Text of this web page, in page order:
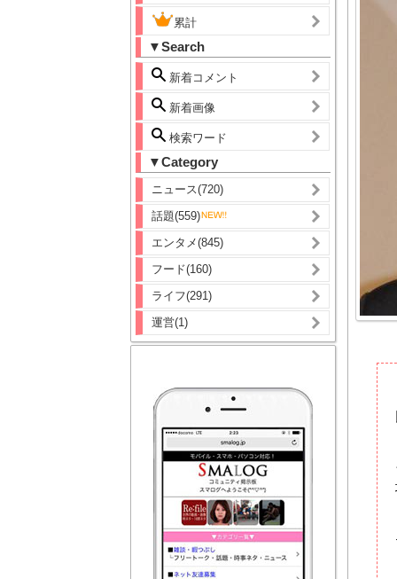
累計
▼Search
新着コメント
新着画像
検索ワード
▼Category
ニュース(720)
話題(559)
エンタメ(845)
フード(160)
ライフ(291)
運営(1)